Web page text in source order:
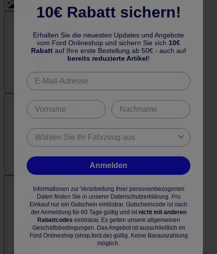
10€ Rabatt sichern!
Erhalten Sie die neuesten Updates und Angebote
vom Ford Onlineshop und sichern Sie sich 10€
Rabatt auf Ihre erste Bestellung ab 50€ - auch auf
bereits reduzierte Artikel!
Anmelden
Informationen zur Verarbeitung Ihrer personenbezogenen
Daten finden Sie in unserer Datenschutzerklärung. Pro
Einkauf nur ein Gutschein einlösbar. Gutscheincode ist nach
der Anmeldung für 60 Tage gültig und ist nicht mit anderen
Rabattcodes einlösbar. Es gelten unsere allgemeinen
Geschäftsbedingungen. Das Angebot ist ausschließlich im
Ford Onlineshop (shop.ford.de) gültig. Keine Barauszahlung
möglich.